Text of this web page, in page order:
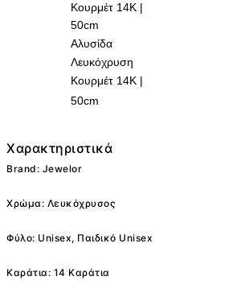
Αλυσίδα
Λευκόχρυση
Κουρμέτ 14K |
50cm
Χαρακτηριστικά
Brand: Jewelor
Χρώμα: Λευκόχρυσος
Φύλο: Unisex, Παιδικό Unisex
Καράτια: 14 Καράτια